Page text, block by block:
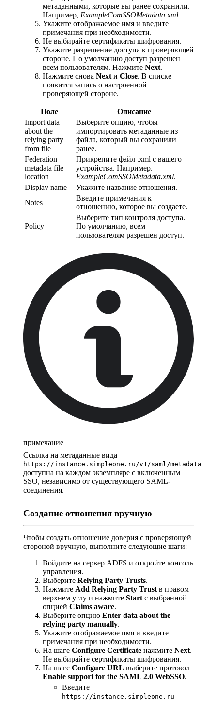
метаданными, которые вы ранее сохранили.
Например, ExampleComSSOMetadata.xml.
Укажите отображаемое имя и введите
примечания при необходимости.
Не выбирайте сертификаты шифрования.
Укажите разрешение доступа к проверяющей
стороне. По умолчанию доступ разрешен
всем пользователям. Нажмите Next.
Нажмите снова Next и Close. В списке
появится запись о настроенной
проверяющей стороне.
Поле
Описание
Import data
about the
relying party
from file
Выберите опцию, чтобы
импортировать метаданные из
файла, который вы сохранили
ранее.
Federation
metadata file
location
Прикрепите файл .xml с вашего
устройства. Например.
ExampleComSSOMetadata.xml.
Display name
Укажите название отношения.
Notes
Введите примечания к
отношению, которое вы создаете.
Policy
Выберите тип контроля доступа.
По умолчанию, всем
пользователям разрешен доступ.
примечание
Ссылка на метаданные вида
https://instance.simpleone.ru/v1/saml/metadata
доступна на каждом экземпляре с включенным
SSO, независимо от существующего SAML-
соединения.
Создание отношения вручную
Чтобы создать отношение доверия с проверяющей
стороной вручную, выполните следующие шаги:
Войдите на сервер ADFS и откройте консоль
управления.
Выберите Relying Party Trusts.
Нажмите Add Relying Party Trustв правом
верхнем углу и нажмите Startс выбранной
опцией Claims aware.
Выберите опцию Enter data about the
relying party manually.
Укажите отображаемое имя и введите
примечания при необходимости.
На шаге Configure Certificate нажмите Next.
Не выбирайте сертификаты шифрования.
На шаге Configure URL выберите протокол
Enable support for the SAML 2.0 WebSSO.
Введите
https://instance.simpleone.ru